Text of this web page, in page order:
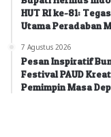
HUT RI ke-81:
Utama Peradaban
7 Agustus 2026
Pesan Inspiratif
Festival PAUD
Pemimpin Masa